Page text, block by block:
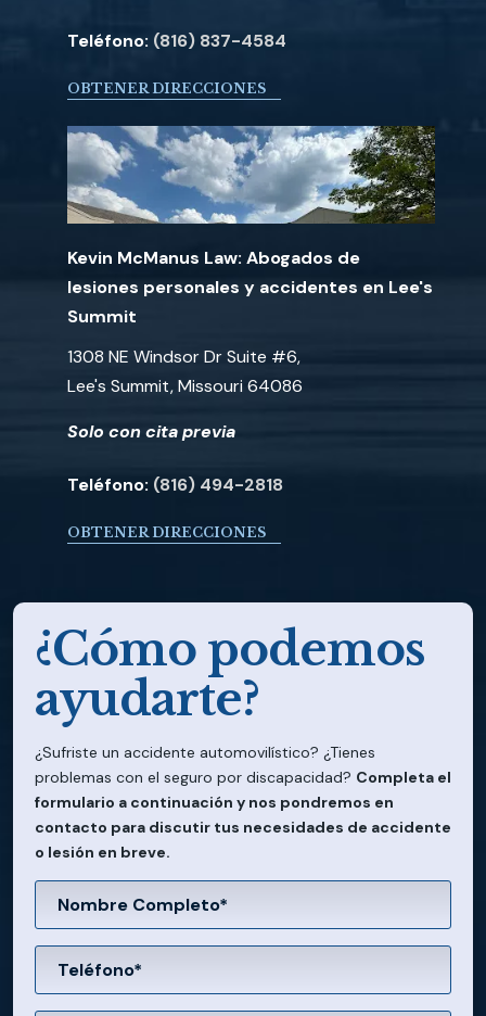
Teléfono: (816) 837-4584
OBTENER DIRECCIONES
Kevin McManus Law: Abogados de
lesiones personales y accidentes en Lee's
Summit
1308 NE Windsor Dr Suite #6,
Lee's Summit, Missouri 64086
Solo con cita previa
Teléfono: (816) 494-2818
OBTENER DIRECCIONES
¿Cómo podemos
ayudarte?
¿Sufriste un accidente automovilístico? ¿Tienes
problemas con el seguro por discapacidad? Completa el
formulario a continuación y nos pondremos en
contacto para discutir tus necesidades de accidente
o lesión en breve.